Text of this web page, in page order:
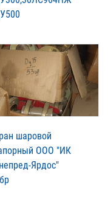
шаровой
ООО "ИК
Ярдос"